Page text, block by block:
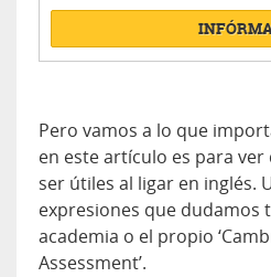
Pero vamos a lo que
en este artículo es para
ser útiles al ligar en inglés.
expresiones que dudamos
academia o el propio
Assessment’.